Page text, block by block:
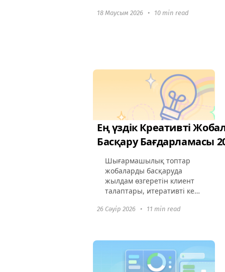
қиындықтары және ұзақ
18 Маусым 2026 • 10 min read
Ең үздік Креативті
Басқару Бағдарламасы
Шығармашылық топтар
жобаларды басқаруда
жылдам өзгеретін клиент
талаптары, итеративті кері
тығыз мерзімдер сияқты
жобаларды басқару...
26 Сәуір 2026 • 11 min read